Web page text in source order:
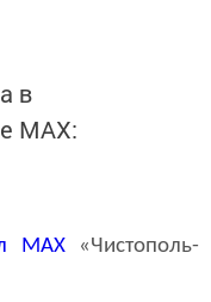
в
MАХ:
MAX«Чистополь-